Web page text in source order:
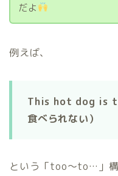
だよ
例えば、
This hot dog is
食べられない）
という「too〜to…」構